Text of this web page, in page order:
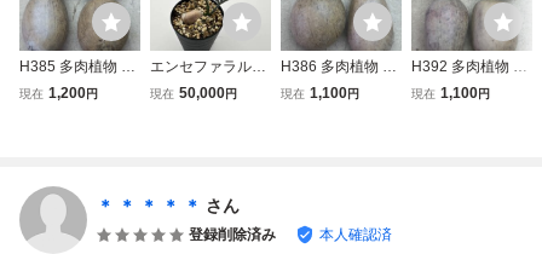
H385 多肉植物 エ
ンセファラルト
現在 1,200円
エンセファラルト
ス ホリダス ドワ
現在 50,000円
H386 多肉植物 エ
ンセファラルト
現在 1,100円
H392 多肉植物 エ
ンセファラルト
現在 1,100円
＊ ＊ ＊ ＊ ＊ さん
登録削除済み 本人確認済